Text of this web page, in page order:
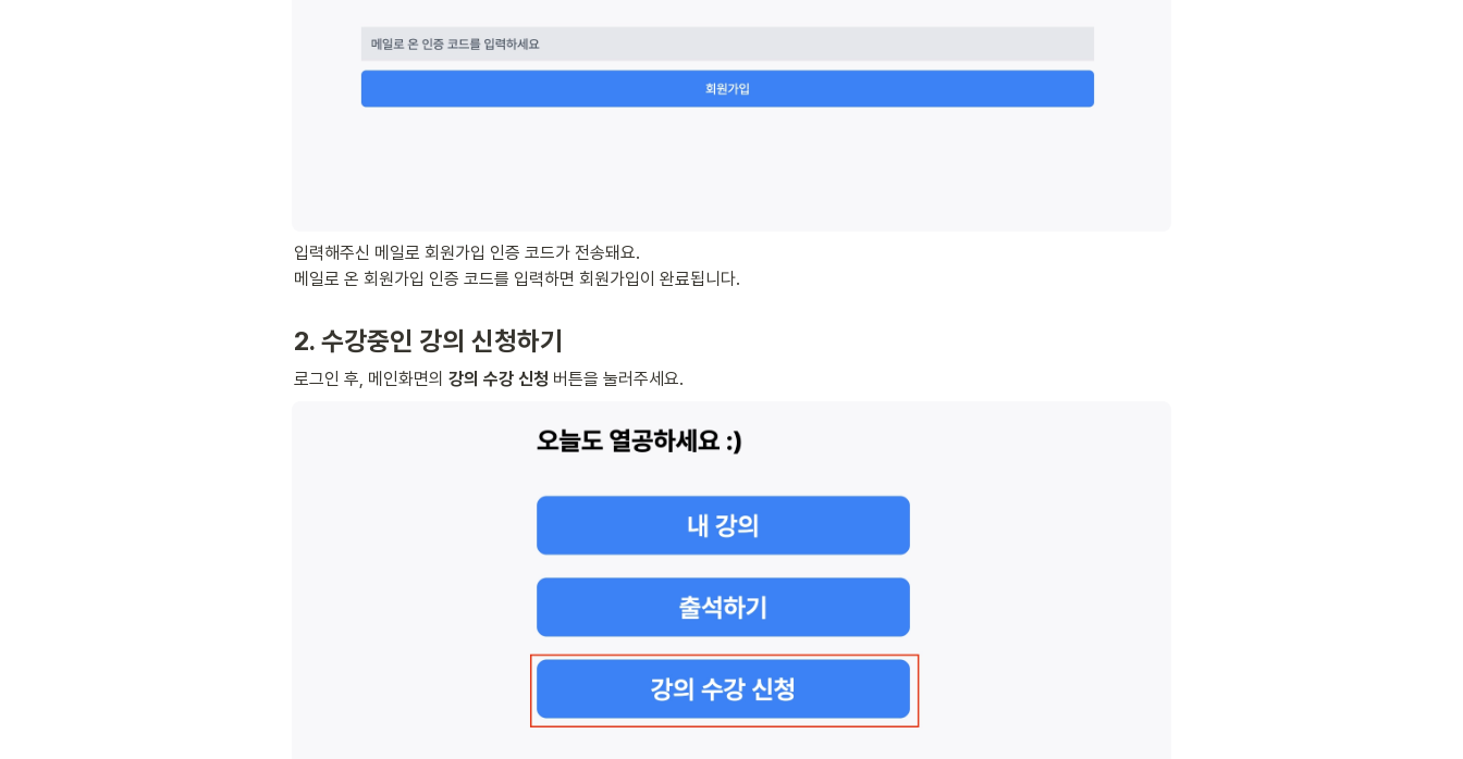
입력해주신 메일로 회원가입 인증 코드가 전송돼요.
메일로 온 회원가입 인증 코드를 입력하면 회원가입이 완료됩니다.
2. 수강중인 강의 신청하기
로그인 후, 메인화면의 강의 수강 신청 버튼을 눌러주세요.